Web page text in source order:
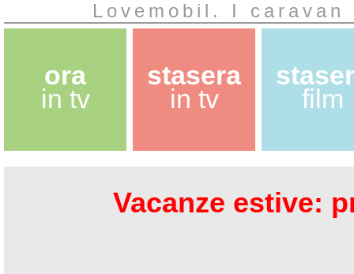
Lovemobil. I
ora
in tv
stasera
in tv
film
Vacanze estive: